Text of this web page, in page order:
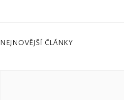
NEJNOVĚJŠÍ ČLÁNKY